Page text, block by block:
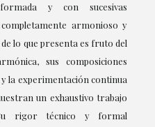
y con sucesivas
armonioso y
lo que presenta es fruto del
sus composiciones
la experimentación continua
un exhaustivo trabajo
rigor técnico y formal